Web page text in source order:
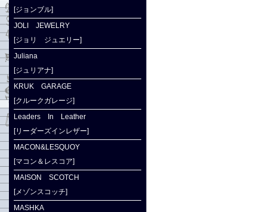
[ジョンブル]
JOLI JEWELRY
[ジョリ ジュエリー]
Juliana
[ジュリアナ]
KRUK GARAGE
[クルークガレージ]
Leaders In Leather
[リーダーズインレザー]
MACON&LESQUOY
[マコン＆レスコア]
MAISON SCOTCH
[メゾンスコッチ]
MASHKA